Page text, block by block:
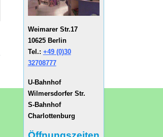
Weimarer Str.17
10625 Berlin
Tel.: +49 (0)30
32708777
U-Bahnhof
Wilmersdorfer Str.
S-Bahnhof
Charlottenburg